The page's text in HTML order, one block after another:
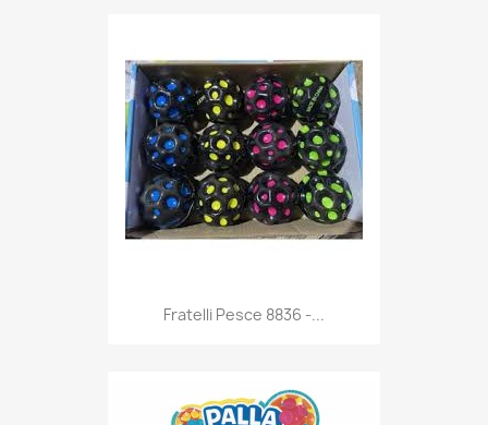
Anteprima
Fratelli Pesce 8836 -...